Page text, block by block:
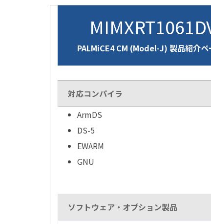
PALMiCE4 CM (Model-J) 製品紹介ペ
対応コンパイラ
ArmDS
DS-5
EWARM
GNU
ソフトウェア・オプション製品